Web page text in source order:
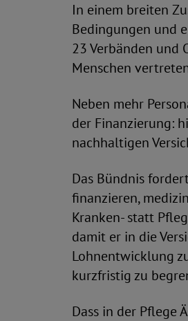
In einem breiten
Bedingungen und
23 Verbänden und
Menschen
Neben mehr
der Finanzierung:
nachhaltigen
Das Bündnis
finanzieren,
Kranken- statt
damit er in die
Lohnentwicklung
kurzfristig zu
Dass in der Pflege